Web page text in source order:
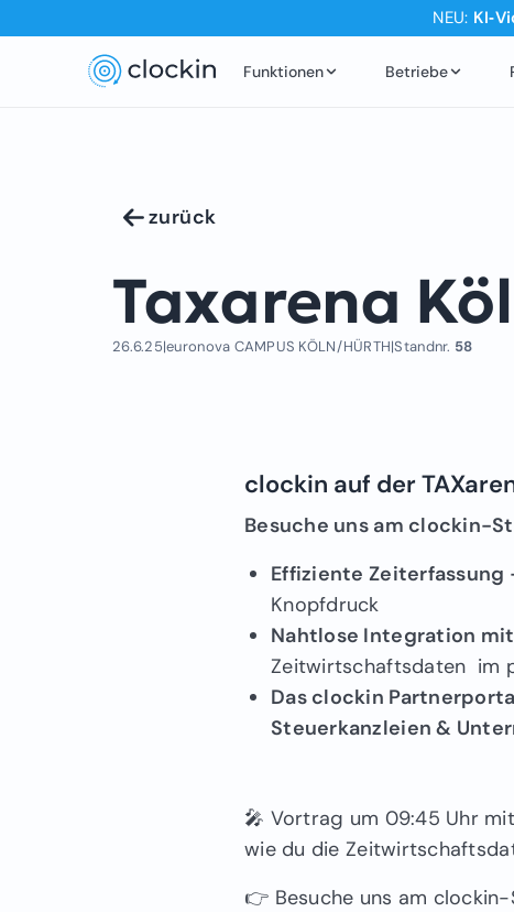
NEU:
Funktionen Betriebe
zurück
Taxarena
26.6.25|euronova CAMPUS KÖLN/HÜRTH|Standnr. 58
clockin auf der
Besuche uns am clockin-
Effiziente Zeiterfassung
Knopfdruck
Nahtlose Integration mit
Zeitwirtschaftsdaten im
Das clockin
Steuerkanzleien &
🎤 Vortrag um 09:45 Uhr
wie du die
👉 Besuche uns am